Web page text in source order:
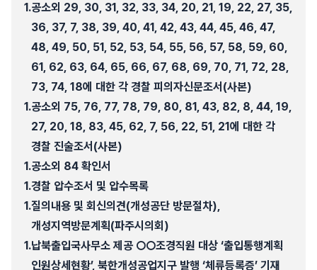
1.공소외 29, 30, 31, 32, 33, 34, 20, 21, 19, 22, 27, 35,
36, 37, 7, 38, 39, 40, 41, 42, 43, 44, 45, 46, 47,
48, 49, 50, 51, 52, 53, 54, 55, 56, 57, 58, 59, 60,
61, 62, 63, 64, 65, 66, 67, 68, 69, 70, 71, 72, 28,
73, 74, 18에 대한 각 경찰 피의자신문조서(사본)
1.공소외 75, 76, 77, 78, 79, 80, 81, 43, 82, 8, 44, 19,
27, 20, 18, 83, 45, 62, 7, 56, 22, 51, 21에 대한 각
경찰 진술조서(사본)
1.공소외 84 확인서
1.경찰 압수조서 및 압수목록
1.질의내용 및 회신의견(개성공단 방문절차),
개성지역방문계획(파주시의회)
1.납북출입국사무소 제공 ○○조경직원 대상 ‘출입통행계획
인원상세현황’, 북한개성공업지구 발행 ‘체류등록증’ 기재